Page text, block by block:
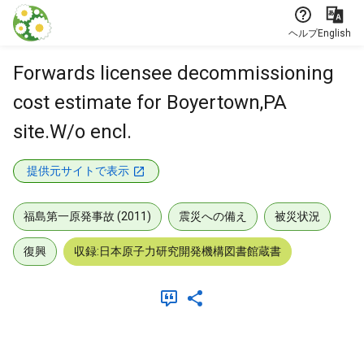
本文に飛ぶ
ヘルプEnglish
Forwards licensee decommissioning
cost estimate for Boyertown,PA
site.W/o encl.
提供元サイトで表示
福島第一原発事故 (2011) 震災への備え 被災状況
復興 収録:日本原子力研究開発機構図書館蔵書